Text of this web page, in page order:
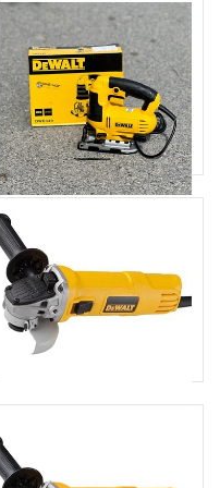
Máy vặn vít dùng pin 20V
DeWalt DCF840N-B1
2.260.000đ
Thêm giỏ hàng
650W Dewalt DWE349-B1
1.710.000đ
Thêm giỏ hàng
DWE8100T (công tắc đuôi)
1.420.000đ